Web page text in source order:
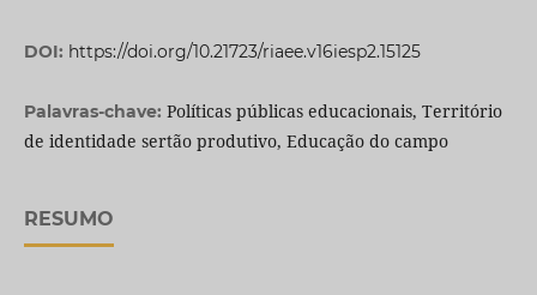
DOI: https://doi.org/10.21723/riaee.v16iesp2.15125
Palavras-chave: Políticas públicas educacionais, Território
de identidade sertão produtivo, Educação do campo
RESUMO